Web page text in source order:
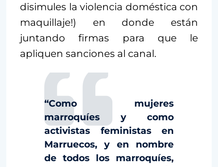
disimules la violencia doméstica con
maquillaje!) en donde están
juntando firmas para que le
apliquen sanciones al canal.
“Como mujeres
marroquíes y como
activistas feministas en
Marruecos, y en nombre
de todos los marroquíes,